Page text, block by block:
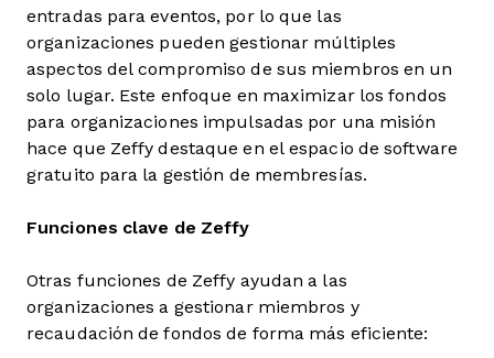
entradas para eventos, por lo que las
organizaciones pueden gestionar múltiples
aspectos del compromiso de sus miembros en un
solo lugar. Este enfoque en maximizar los fondos
para organizaciones impulsadas por una misión
hace que Zeffy destaque en el espacio de software
gratuito para la gestión de membresías.
Funciones clave de Zeffy
Otras funciones de Zeffy ayudan a las
organizaciones a gestionar miembros y
recaudación de fondos de forma más eficiente: